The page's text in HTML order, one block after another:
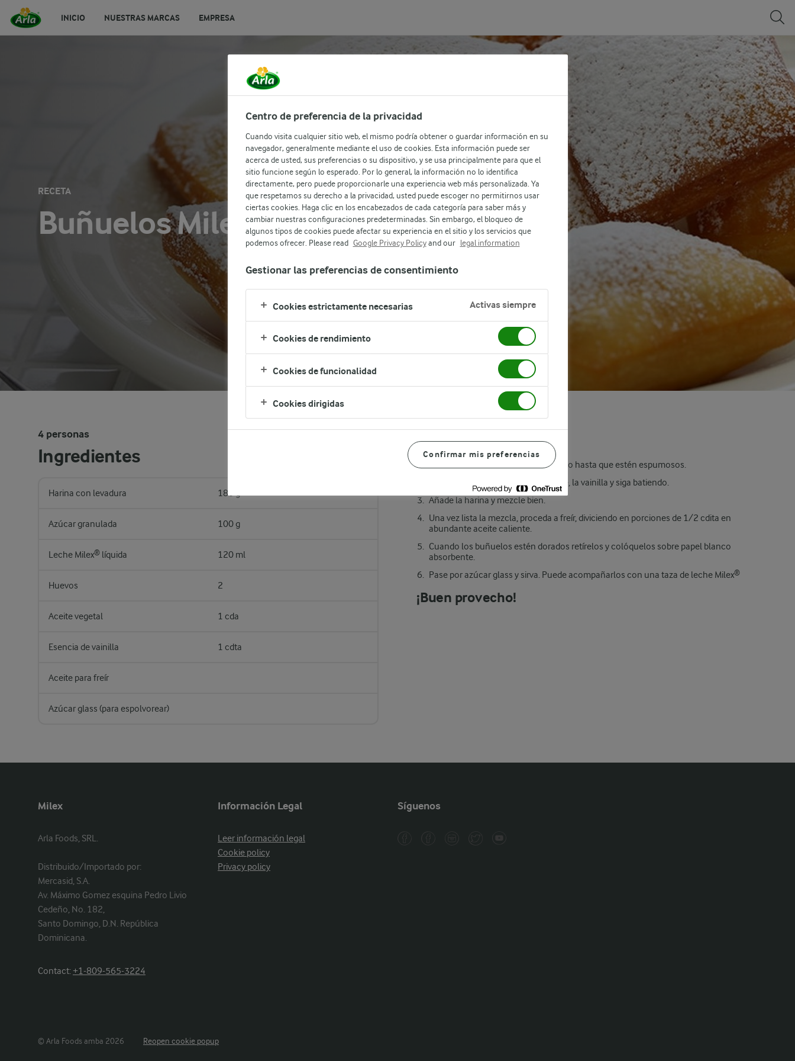
INICIO NUESTRAS MARCAS EMPRESA
RECETA
Buñuelos Milex®
4 personas
Ingredientes
Harina con levadura 180 g
Azúcar granulada 100 g
Leche Milex® líquida 120 ml
Huevos 2
Aceite vegetal 1 cda
Esencia de vainilla 1 cdta
Aceite para freír
Azúcar glass (para espolvorear)
Instrucciones
Bate los huevos con batidor eléctrico hasta que estén espumosos.
Agregue el azúcar, la leche, el aceite, la vainilla y siga batiendo.
Añade la harina y mezcle bien.
Una vez lista la mezcla, proceda a freír, diviciendo en porciones de 1/2 cdita en
abundante aceite caliente.
Cuando los buñuelos estén dorados retírelos y colóquelos sobre papel blanco
absorbente.
Pase por azúcar glass y sirva. Puede acompañarlos con una taza de leche Milex®
¡Buen provecho!
Milex
Arla Foods, SRL.
Distribuido/Importado por:
Mercasid, S.A.
Av. Máximo Gomez esquina Pedro Livio
Cedeño, No. 182,
Santo Domingo, D.N. República
Dominicana.
Contact:+1-809-565-3224
Información Legal
Leer información legal
Cookie policy
Privacy policy
Síguenos
© Arla Foods amba 2026 Reopen cookie popup
Centro de preferencia de la privacidad
Cuando visita cualquier sitio web, el mismo podría obtener o guardar información en su
navegador, generalmente mediante el uso de cookies. Esta información puede ser
acerca de usted, sus preferencias o su dispositivo, y se usa principalmente para que el
sitio funcione según lo esperado. Por lo general, la información no lo identifica
directamente, pero puede proporcionarle una experiencia web más personalizada. Ya
que respetamos su derecho a la privacidad, usted puede escoger no permitirnos usar
ciertas cookies. Haga clic en los encabezados de cada categoría para saber más y
cambiar nuestras configuraciones predeterminadas. Sin embargo, el bloqueo de
algunos tipos de cookies puede afectar su experiencia en el sitio y los servicios que
podemos ofrecer. Please read Google Privacy Policyand our legal information
Gestionar las preferencias de consentimiento
Cookies estrictamente necesarias Activas siempre
Cookies de rendimiento
Cookies de funcionalidad
Cookies dirigidas
Confirmar mis preferencias